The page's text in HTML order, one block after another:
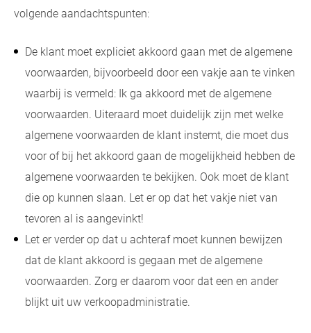
volgende aandachtspunten:
De klant moet expliciet akkoord gaan met de algemene
voorwaarden, bijvoorbeeld door een vakje aan te vinken
waarbij is vermeld: Ik ga akkoord met de algemene
voorwaarden. Uiteraard moet duidelijk zijn met welke
algemene voorwaarden de klant instemt, die moet dus
voor of bij het akkoord gaan de mogelijkheid hebben de
algemene voorwaarden te bekijken. Ook moet de klant
die op kunnen slaan. Let er op dat het vakje niet van
tevoren al is aangevinkt!
Let er verder op dat u achteraf moet kunnen bewijzen
dat de klant akkoord is gegaan met de algemene
voorwaarden. Zorg er daarom voor dat een en ander
blijkt uit uw verkoopadministratie.